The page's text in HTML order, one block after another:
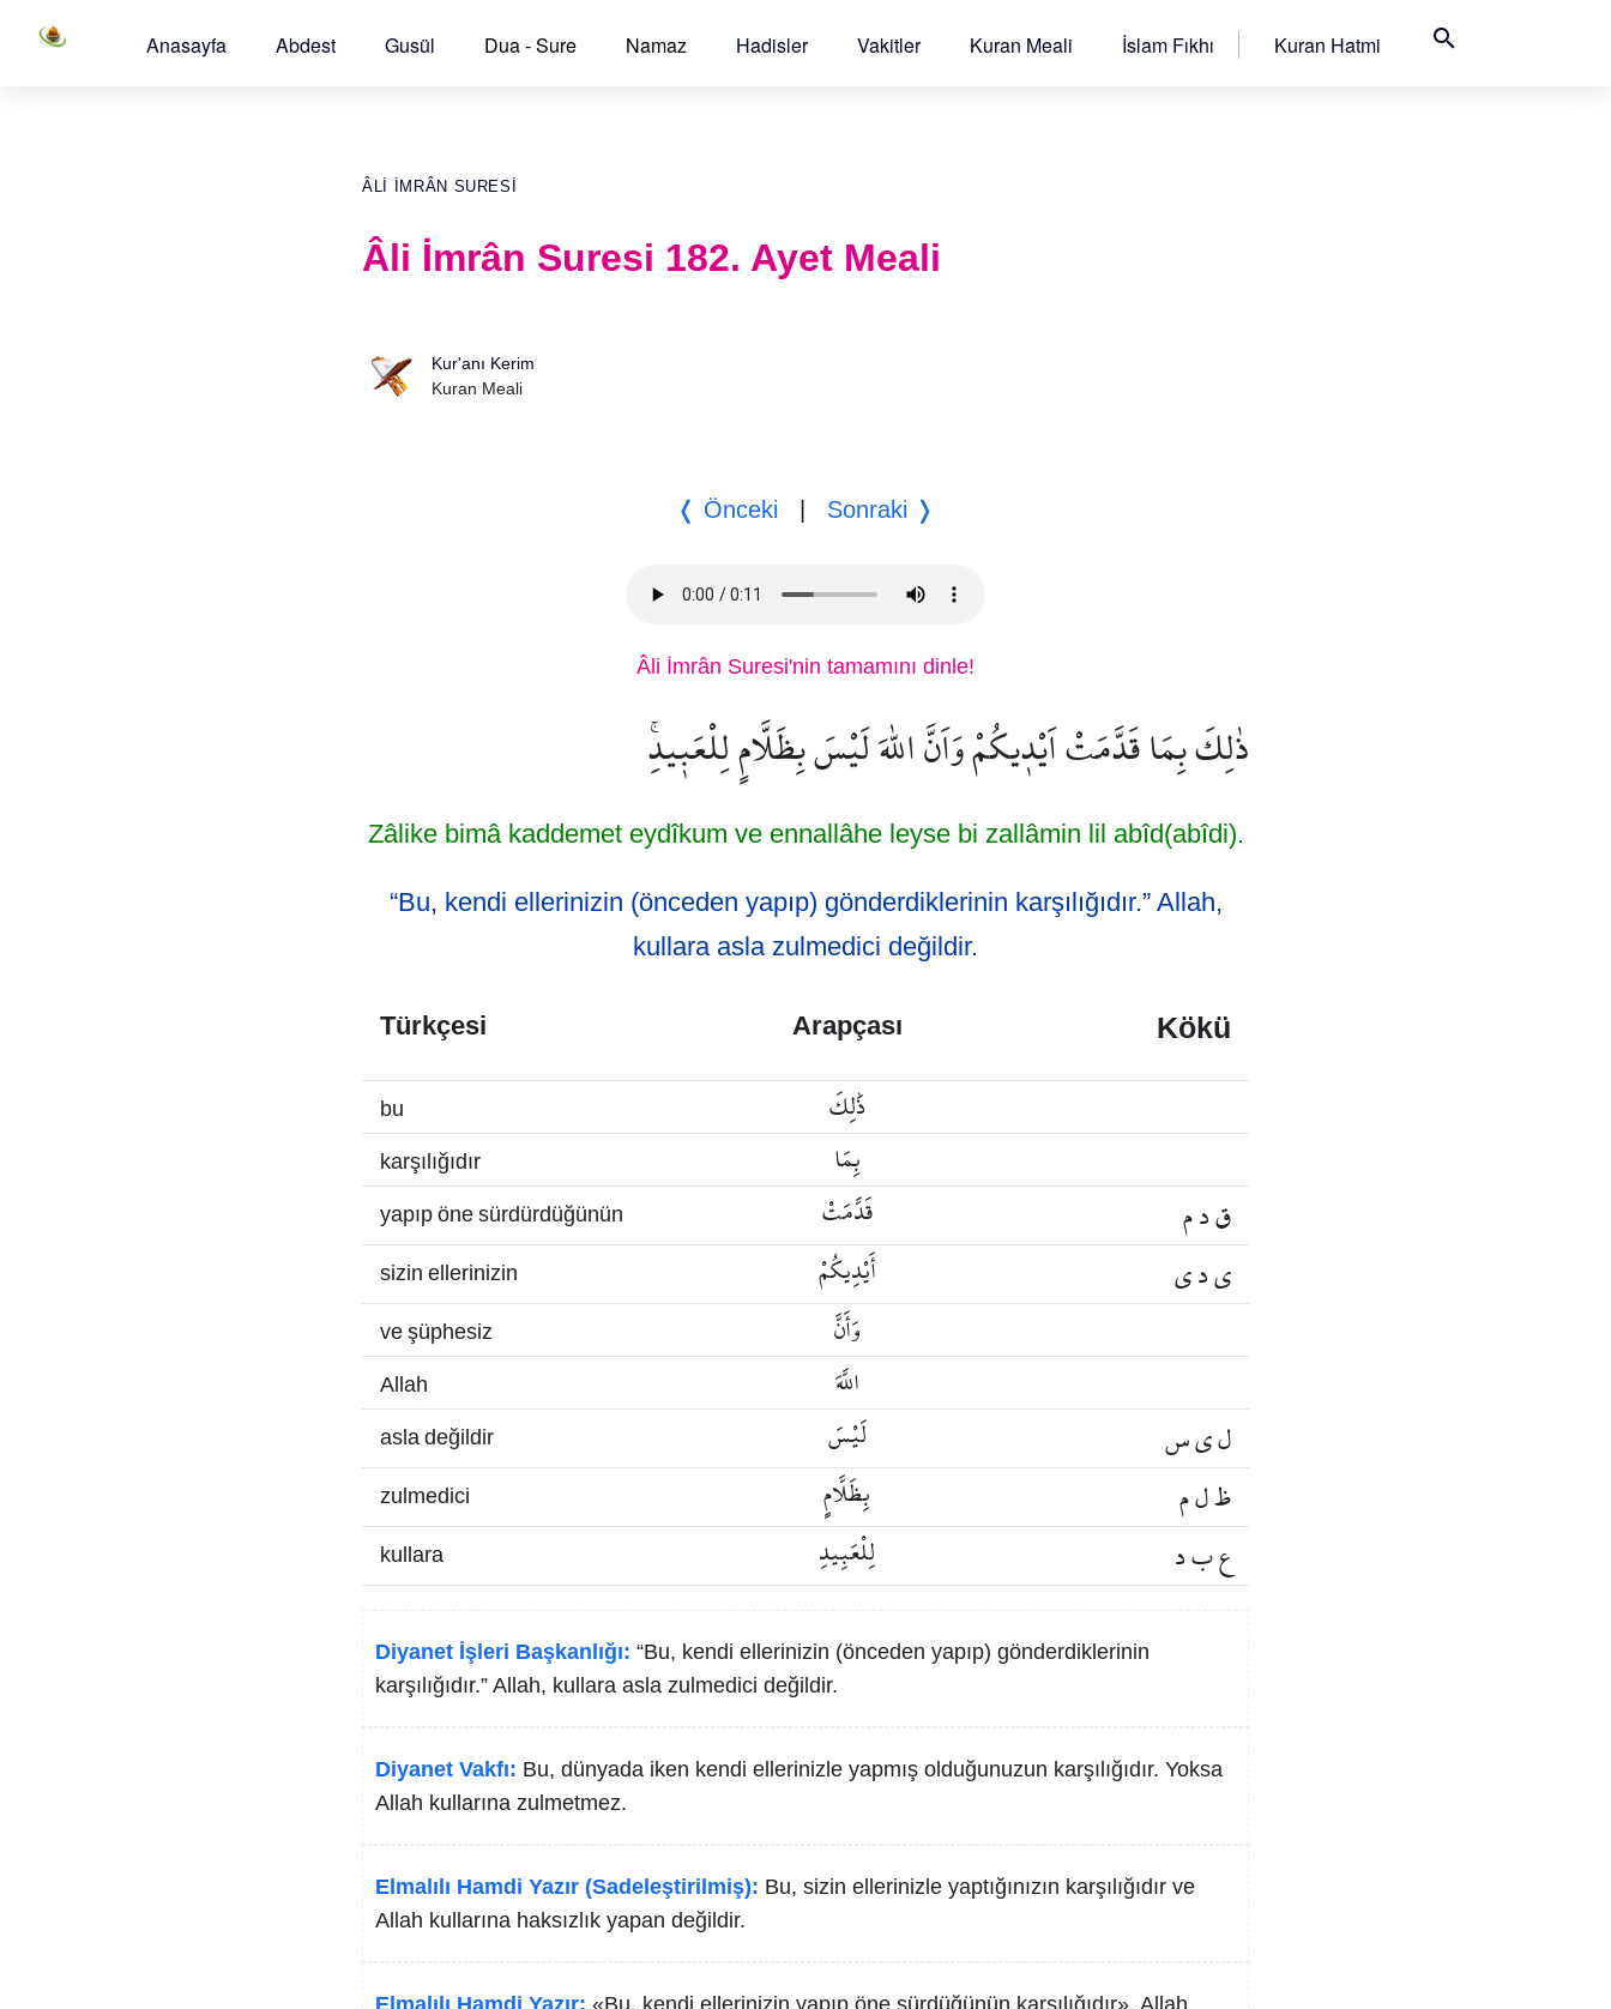
Anasayfa Abdest Gusül Dua - Sure Namaz Hadisler Vakitler Kuran Meali İslam Fıkhı Kuran Hatmi search
ÂLI İMRÂN SURESI
Âli İmrân Suresi 182. Ayet Meali
Kur'anı Kerim
Kuran Meali
❬ Önceki | Sonraki ❭
Âli İmrân Suresi'nin tamamını dinle!
ذٰلِكَ بِمَا قَدَّمَتْ اَيْد۪يكُمْ وَاَنَّ اللّٰهَ لَيْسَ بِظَلَّامٍ لِلْعَب۪يدِۚ
Zâlike bimâ kaddemet eydîkum ve ennallâhe leyse bi zallâmin lil abîd(abîdi).
“Bu, kendi ellerinizin (önceden yapıp) gönderdiklerinin karşılığıdır.” Allah,
kullara asla zulmedici değildir.
Türkçesi Arapçası Kökü
bu ذَٰلِكَ
karşılığıdır بِمَا
yapıp öne sürdürdüğünün قَدَّمَتْ ق د م
sizin ellerinizin أَيْدِيكُمْ ي د ي
ve şüphesiz وَأَنَّ
Allah اللَّهَ
asla değildir لَيْسَ ل ي س
zulmedici بِظَلَّامٍ ظ ل م
kullara لِلْعَبِيدِ ع ب د
Diyanet İşleri Başkanlığı: “Bu, kendi ellerinizin (önceden yapıp) gönderdiklerinin
karşılığıdır.” Allah, kullara asla zulmedici değildir.
Diyanet Vakfı: Bu, dünyada iken kendi ellerinizle yapmış olduğunuzun karşılığıdır. Yoksa
Allah kullarına zulmetmez.
Elmalılı Hamdi Yazır (Sadeleştirilmiş): Bu, sizin ellerinizle yaptığınızın karşılığıdır ve
Allah kullarına haksızlık yapan değildir.